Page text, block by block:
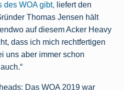
des WOA gibt, liefert den
Thomas Jensen hält
auf diesem Acker Heavy
dass ich mich rechtfertigen
uns aber immer schon
Das WOA 2019 war